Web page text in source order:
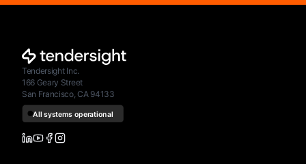
Tendersight Inc.
166 Geary Street
San Francisco, CA 94133